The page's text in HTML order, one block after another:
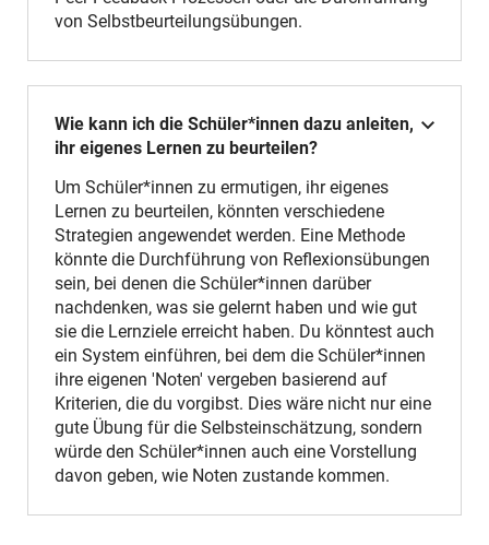
von Selbstbeurteilungsübungen.
Wie kann ich die Schüler*innen dazu anleiten,
ihr eigenes Lernen zu beurteilen?
Um Schüler*innen zu ermutigen, ihr eigenes
Lernen zu beurteilen, könnten verschiedene
Strategien angewendet werden. Eine Methode
könnte die Durchführung von Reflexionsübungen
sein, bei denen die Schüler*innen darüber
nachdenken, was sie gelernt haben und wie gut
sie die Lernziele erreicht haben. Du könntest auch
ein System einführen, bei dem die Schüler*innen
ihre eigenen 'Noten' vergeben basierend auf
Kriterien, die du vorgibst. Dies wäre nicht nur eine
gute Übung für die Selbsteinschätzung, sondern
würde den Schüler*innen auch eine Vorstellung
davon geben, wie Noten zustande kommen.